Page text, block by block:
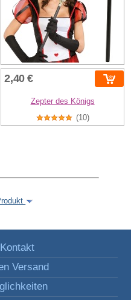
2,40 €
Zepter des Königs
(10)
Versand